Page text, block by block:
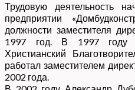
Трудовую деятельность
предприятии
должности заместителя
1997 год. В 1997 году
Христианский
работал заместителем
2002 года.